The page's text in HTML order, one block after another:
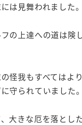
は見舞われました。
の上達への道は険
怪我もすべてはよ
守られていました。
大きな厄を落とし